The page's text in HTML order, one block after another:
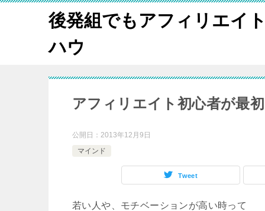
後発組でもアフィリエイ
ハウ
アフィリエイト初心者が最
公開日： 2013年12月9日
マインド
Tweet
若い人や、モチベーションが高い時って